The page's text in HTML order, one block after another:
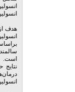
انسولین بیش از ۲ برابر نسبت
هدف
است.